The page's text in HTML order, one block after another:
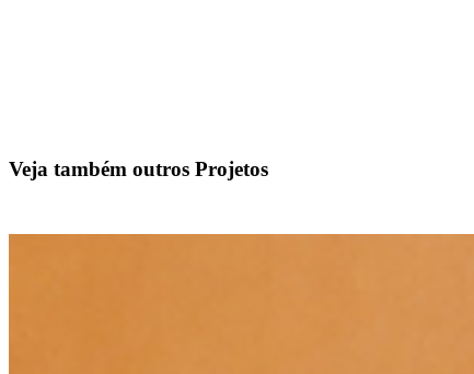
Veja também outros Projetos